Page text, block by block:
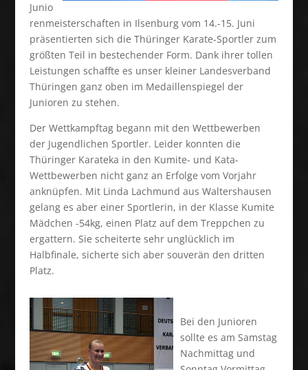
Junio
renmeisterschaften in Ilsenburg vom 14.-15. Juni
präsentierten sich die Thüringer Karate-Sportler zum
größten Teil in bestechender Form. Dank ihrer tollen
Leistungen schaffte es unser kleiner Landesverband
Thüringen ganz oben im Medaillenspiegel der
Junioren zu stehen.
Der Wettkampftag begann mit den Wettbewerben
der Jugendlichen Sportler. Leider konnten die
Thüringer Karateka in den Kumite- und Kata-
Wettbewerben nicht ganz an Erfolge vom Vorjahr
anknüpfen. Mit Linda Lachmund aus Waltershausen
gelang es aber einer Sportlerin, in der Klasse Kumite
Mädchen -54kg, einen Platz auf dem Treppchen zu
ergattern. Sie scheiterte sehr unglücklich im
Halbfinale, sicherte sich aber souverän den dritten
Platz.
Bei den Junioren
sollte es am Samstag
Nachmittag und